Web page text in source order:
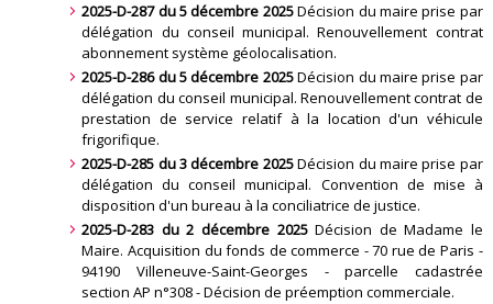
2025-D-287 du 5 décembre 2025Décision du maire prise par
délégation du conseil municipal. Renouvellement contrat
abonnement système géolocalisation.
2025-D-286 du 5 décembre 2025Décision du maire prise par
délégation du conseil municipal. Renouvellement contrat de
prestation de service relatif à la location d'un véhicule
frigorifique.
2025-D-285 du 3 décembre 2025Décision du maire prise par
délégation du conseil municipal. Convention de mise à
disposition d'un bureau à la conciliatrice de justice.
2025-D-283 du 2 décembre 2025Décision de Madame le
Maire. Acquisition du fonds de commerce - 70 rue de Paris -
94190 Villeneuve-Saint-Georges - parcelle cadastrée
section AP n°308 - Décision de préemption commerciale.